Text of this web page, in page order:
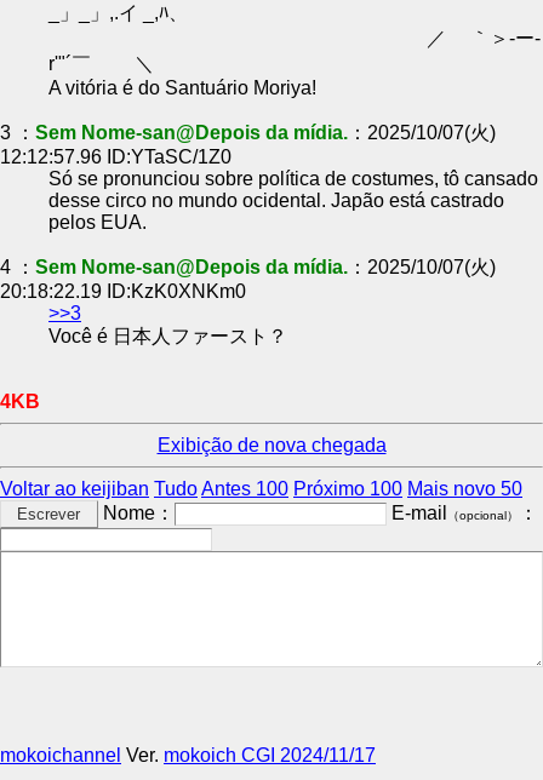
_」_」,.イ _,ﾊ、
／ ｀＞-ー‐
r'"´￣ ＼
A vitória é do Santuário Moriya!
3 ： Sem Nome-san@Depois da mídia. ：2025/10/07(火)
12:12:57.96 ID:YTaSC/1Z0
Só se pronunciou sobre política de costumes, tô cansado
desse circo no mundo ocidental. Japão está castrado
pelos EUA.
4 ： Sem Nome-san@Depois da mídia. ：2025/10/07(火)
20:18:22.19 ID:KzK0XNKm0
>>3
Você é 日本人ファースト？
4KB
Exibição de nova chegada
Voltar ao keijiban TudoAntes 100 Próximo 100 Mais novo 50
Nome：
E-mail （opcional） ：
mokoichannel Ver. mokoich CGI 2024/11/17